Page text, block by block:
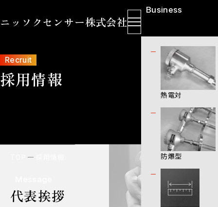
ニッソクセンサー株式会社
Business
熱電対
防爆型
Recruit
採用情報
代表挨拶